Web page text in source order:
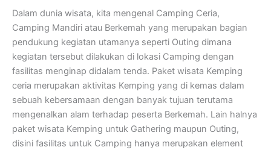
Dalam dunia wisata, kita mengenal Camping Ceria,
Camping Mandiri atau Berkemah yang merupakan bagian
pendukung kegiatan utamanya seperti Outing dimana
kegiatan tersebut dilakukan di lokasi Camping dengan
fasilitas menginap didalam tenda. Paket wisata Kemping
ceria merupakan aktivitas Kemping yang di kemas dalam
sebuah kebersamaan dengan banyak tujuan terutama
mengenalkan alam terhadap peserta Berkemah. Lain halnya
paket wisata Kemping untuk Gathering maupun Outing,
disini fasilitas untuk Camping hanya merupakan element